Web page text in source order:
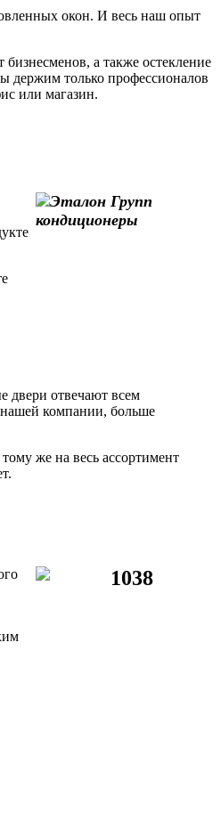
окон. И весь наш опыт
а также остекление
держим только профессионалов
или магазин.
двери отвечают всем
нашей компании, больше
же на весь ассортимент